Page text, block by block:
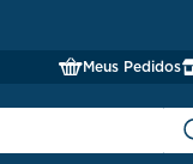
Meus Pedidos